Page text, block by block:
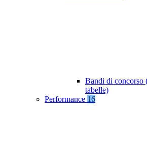
Bandi di concorso
tabelle)
Performance 16